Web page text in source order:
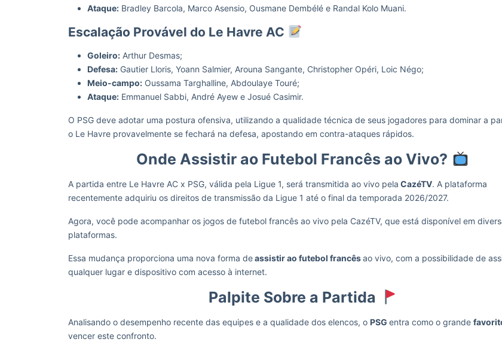
Ataque: Bradley Barcola, Marco Asensio, Ousmane Dembélé e Randal Kolo Muani.
Escalação Provável do Le Havre AC
Goleiro: Arthur Desmas;
Defesa: Gautier Lloris, Yoann Salmier, Arouna Sangante, Christopher Opéri, Loic Négo;
Meio-campo: Oussama Targhalline, Abdoulaye Touré;
Ataque: Emmanuel Sabbi, André Ayew e Josué Casimir.
O PSG deve adotar uma postura ofensiva, utilizando a qualidade técnica de seus jogadores para dominar a
o Le Havre provavelmente se fechará na defesa, apostando em contra-ataques rápidos.
Onde Assistir ao Futebol Francês ao Vivo?
A partida entre Le Havre AC x PSG, válida pela Ligue 1, será transmitida ao vivo pela CazéTV. A plataforma
recentemente adquiriu os direitos de transmissão da Ligue 1 até o final da temporada 2026/2027.
Agora, você pode acompanhar os jogos de futebol francês ao vivo pela CazéTV, que está disponível em
plataformas.
Essa mudança proporciona uma nova forma deassistir ao futebol francêsao vivo, com a possibilidade de
qualquer lugar e dispositivo com acesso à internet.
Palpite Sobre a Partida
Analisando o desempenho recente das equipes e a qualidade dos elencos, o PSG entra como o grande
vencer este confronto.